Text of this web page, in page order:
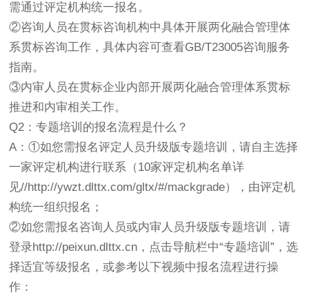
需通过评定机构统一报名。
②咨询人员在贯标咨询机构中具体开展两化融合管理体
系贯标咨询工作，具体内容可查看GB/T23005咨询服务
指南。
③内审人员在贯标企业内部开展两化融合管理体系贯标
推进和内审相关工作。
Q2：专题培训的报名流程是什么？
A：①如您需报名评定人员升级版专题培训，请自主选择
一家评定机构进行联系（10家评定机构名单详
见//http://ywzt.dlttx.com/gltx/#/mackgrade），由评定机
构统一组织报名；
②如您需报名咨询人员或内审人员升级版专题培训，请
登录http://peixun.dlttx.cn，点击导航栏中“专题培训”，选
择适宜等级报名，或参考以下视频中报名流程进行操
作：